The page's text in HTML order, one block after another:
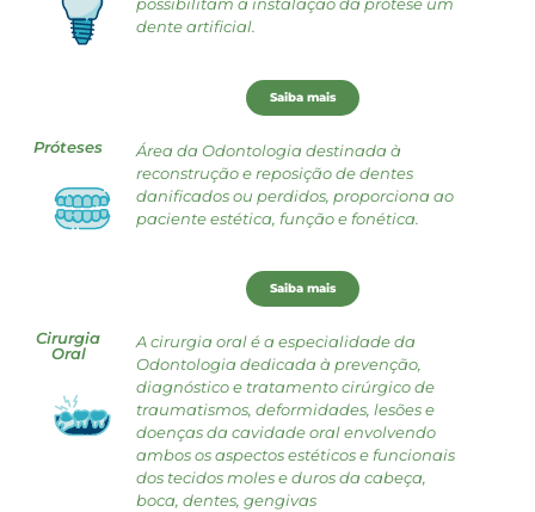
possibilitam a instalação da prótese um
dente artificial.
Saiba mais
Próteses
Área da Odontologia destinada à
reconstrução e reposição de dentes
danificados ou perdidos, proporciona ao
paciente estética, função e fonética.
Saiba mais
Cirurgia
Oral
A cirurgia oral é a especialidade da
Odontologia dedicada à prevenção,
diagnóstico e tratamento cirúrgico de
traumatismos, deformidades, lesões e
doenças da cavidade oral envolvendo
ambos os aspectos estéticos e funcionais
dos tecidos moles e duros da cabeça,
boca, dentes, gengivas